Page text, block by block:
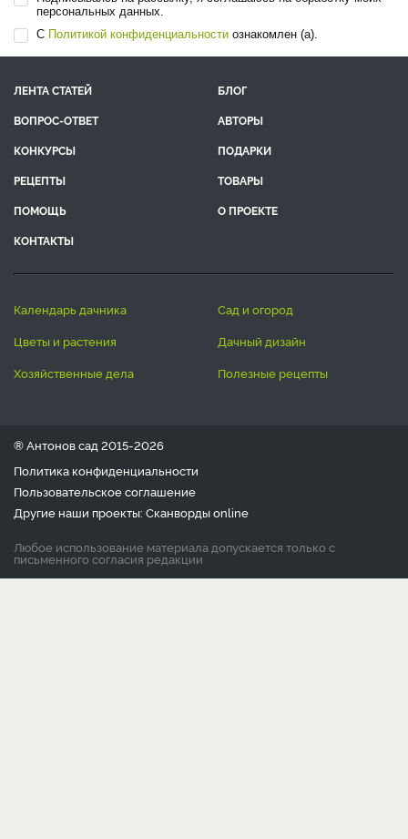
персональных данных.
С Политикой конфиденциальности ознакомлен (а).
ЛЕНТА СТАТЕЙ
БЛОГ
ВОПРОС-ОТВЕТ
АВТОРЫ
КОНКУРСЫ
ПОДАРКИ
РЕЦЕПТЫ
ТОВАРЫ
ПОМОЩЬ
О ПРОЕКТЕ
КОНТАКТЫ
календарь дачника
сад и огород
цветы и растения
дачный дизайн
хозяйственные дела
полезные рецепты
® Антонов сад 2015-2026
Политика конфиденциальности
Пользовательское соглашение
Другие наши проекты: Сканвордыonline
Любое использование материала допускается только с
письменного согласия редакции